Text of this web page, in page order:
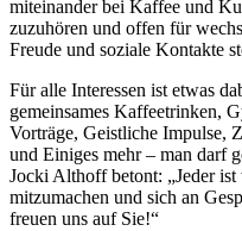
miteinander bei Kaffee und
zuzuhören und offen für
Freude und soziale Kontakte
Für alle Interessen ist etwas
gemeinsames Kaffeetrinken,
Vorträge, Geistliche Impulse,
und Einiges mehr – man darf
Jocki Althoff betont: „Jeder
mitzumachen und sich an
freuen uns auf Sie!“